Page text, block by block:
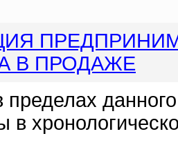
В ПРОДАЖЕ
в